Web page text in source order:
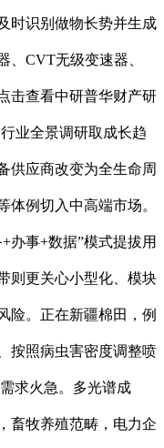
时识别做物长势并生成
、CVT无级变速器、
击查看中研普华财产研
业全景调研取成长趋
供应商改变为全生命周
体例切入中高端市场。
办事+数据”模式提拔用
则更关心小型化、模块
险。正在新疆棉田，例
按照病虫害密度调整喷
求火急。多光谱成
畜牧养殖范畴，电力企